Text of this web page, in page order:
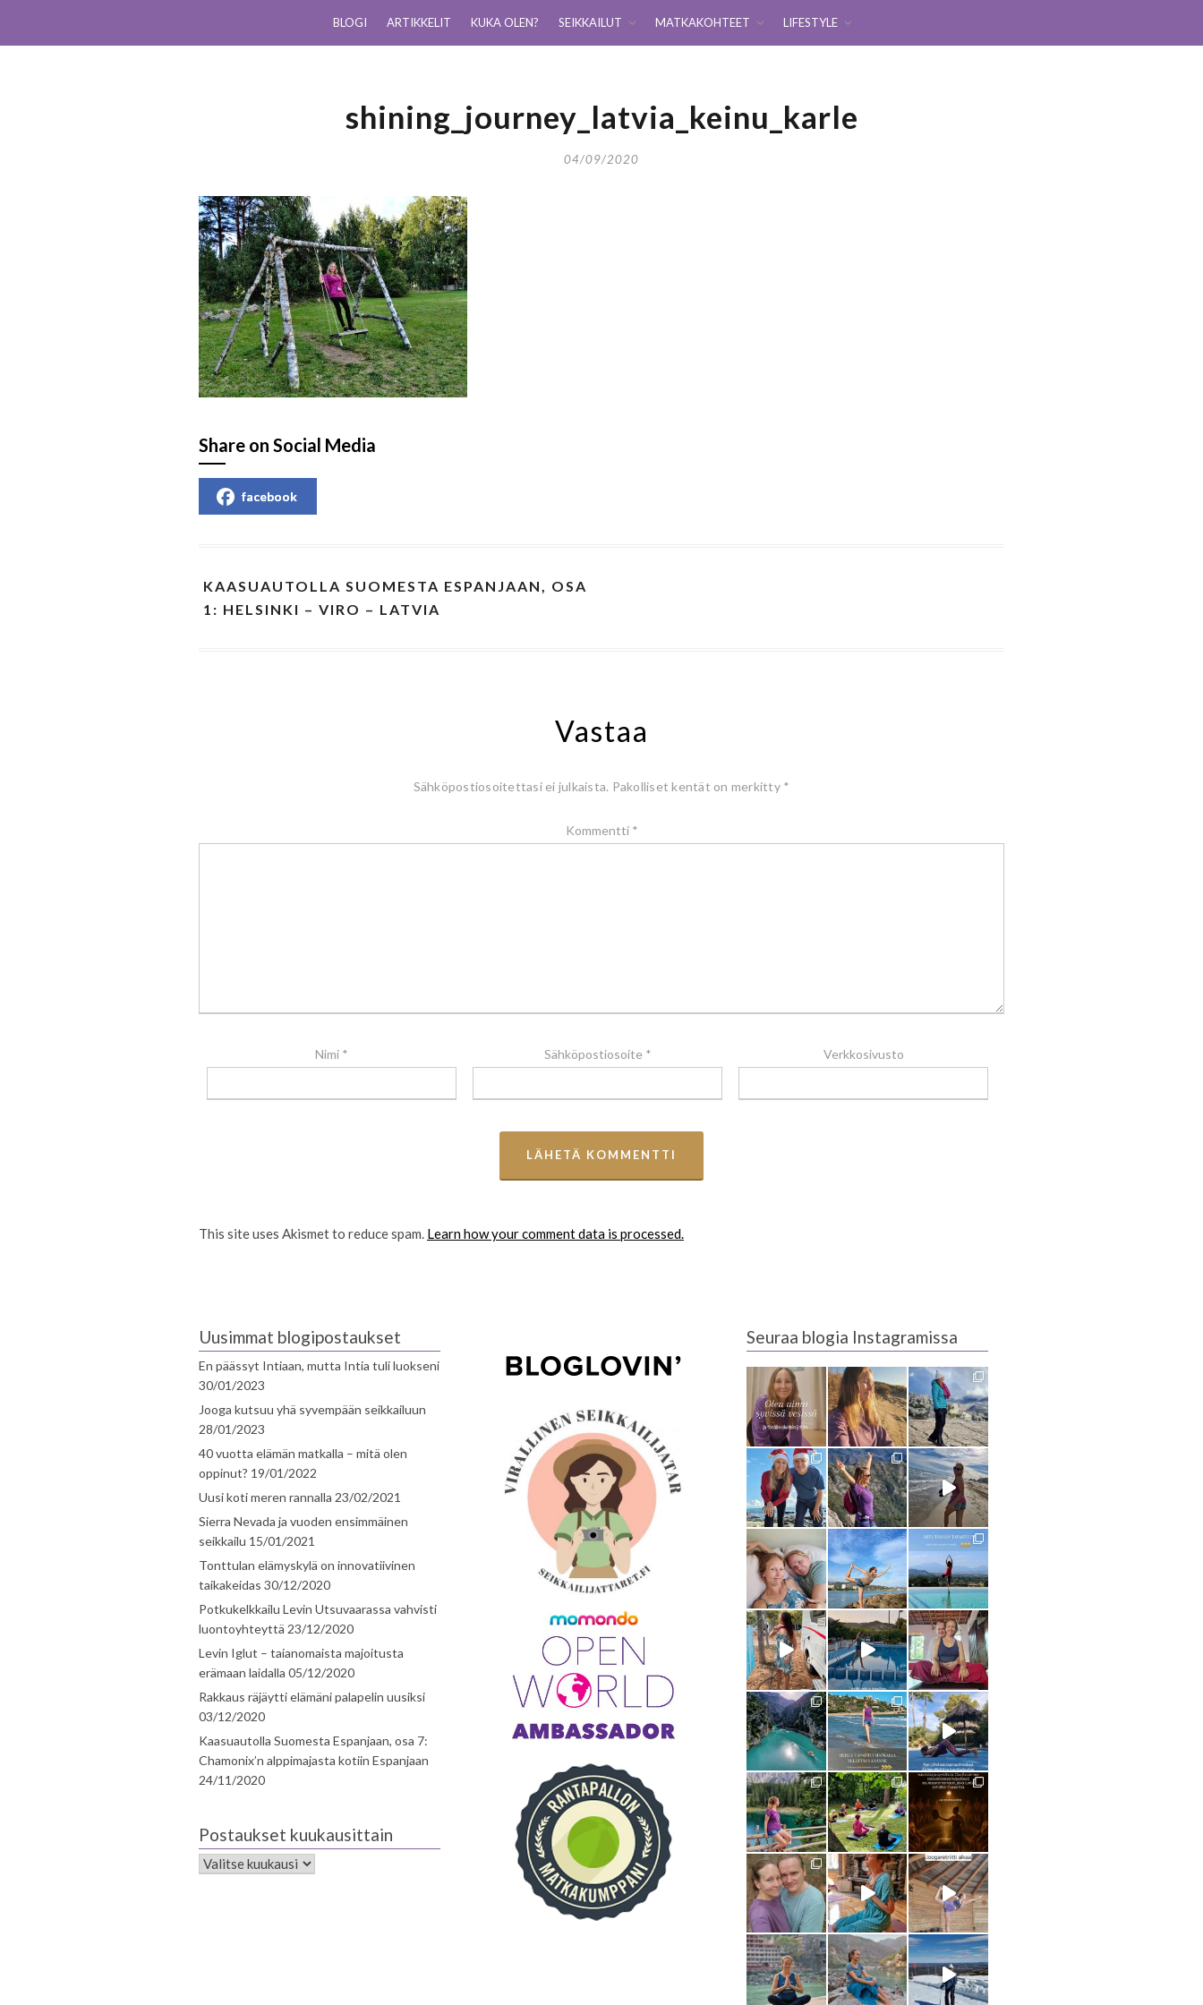
BLOGI ARTIKKELIT KUKA OLEN? SEIKKAILUT MATKAKOHTEET LIFESTYLE
shining_journey_latvia_keinu_karle
04/09/2020
Share on Social Media
facebook
KAASUAUTOLLA SUOMESTA ESPANJAAN, OSA
1: HELSINKI – VIRO – LATVIA
Vastaa
Sähköpostiosoitettasi ei julkaista. Pakolliset kentät on merkitty *
Kommentti *
Nimi * Sähköpostiosoite * Verkkosivusto
This site uses Akismet to reduce spam. Learn how your comment data is processed.
Uusimmat blogipostaukset
En päässyt Intiaan, mutta Intia tuli luokseni
30/01/2023
Jooga kutsuu yhä syvempään seikkailuun
28/01/2023
40 vuotta elämän matkalla – mitä olen
oppinut? 19/01/2022
Uusi koti meren rannalla 23/02/2021
Sierra Nevada ja vuoden ensimmäinen
seikkailu 15/01/2021
Tonttulan elämyskylä on innovatiivinen
taikakeidas 30/12/2020
Potkukelkkailu Levin Utsuvaarassa vahvisti
luontoyhteyttä 23/12/2020
Levin Iglut – taianomaista majoitusta
erämaan laidalla 05/12/2020
Rakkaus räjäytti elämäni palapelin uusiksi
03/12/2020
Kaasuautolla Suomesta Espanjaan, osa 7:
Chamonix’n alppimajasta kotiin Espanjaan
24/11/2020
Postaukset kuukausittain
Seuraa blogia Instagramissa